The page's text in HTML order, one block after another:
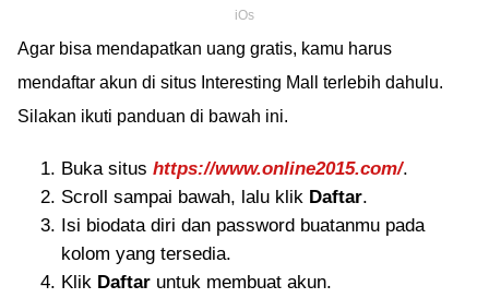
iOs
Agar bisa mendapatkan uang gratis, kamu harus
mendaftar akun di situs Interesting Mall terlebih dahulu.
Silakan ikuti panduan di bawah ini.
Buka situs https://www.online2015.com/.
Scroll sampai bawah, lalu klik Daftar.
Isi biodata diri dan password buatanmu pada
kolom yang tersedia.
Klik Daftar untuk membuat akun.